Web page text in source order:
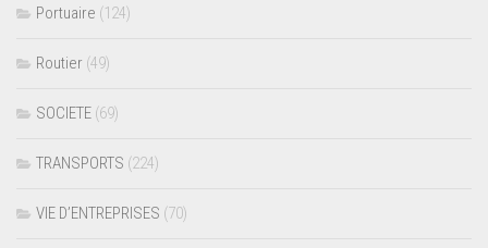
Portuaire (124)
Routier (49)
SOCIETE (69)
TRANSPORTS (224)
VIE D’ENTREPRISES (70)